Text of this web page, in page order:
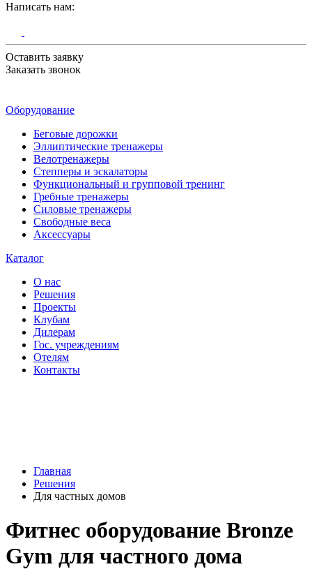
Написать нам:
Оставить заявку
Заказать звонок
Оборудование
Беговые дорожки
Эллиптические тренажеры
Велотренажеры
Степперы и эскалаторы
Функциональный и групповой тренинг
Гребные тренажеры
Силовые тренажеры
Свободные веса
Аксессуары
Каталог
О нас
Решения
Проекты
Клубам
Дилерам
Гос. учреждениям
Отелям
Контакты
Главная
Решения
Для частных домов
Фитнес оборудование Bronze
Gym для частного дома